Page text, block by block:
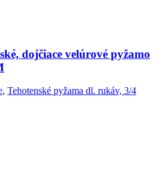
dojčiace velúrové pyžamo
, Tehotenské pyžama dl. rukáv, 3/4